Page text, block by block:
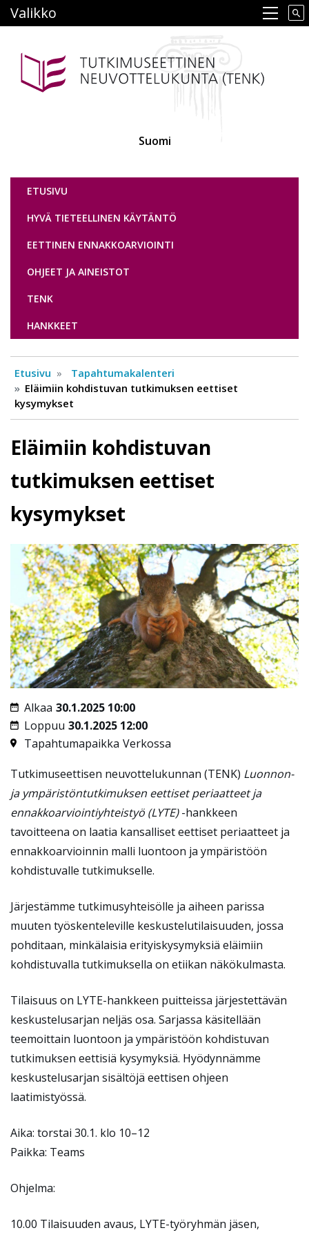
pääsisältöön
Main navigation
Valikko
Suomi
Tutkimuseettinen neuvottelukunta
ETUSIVU
HYVÄ TIETEELLINEN KÄYTÄNTÖ
EETTINEN ENNAKKOARVIOINTI
OHJEET JA AINEISTOT
TENK
HANKKEET
Etusivu
Tapahtumakalenteri
Eläimiin kohdistuvan tutkimuksen eettiset
kysymykset
Eläimiin kohdistuvan
tutkimuksen eettiset
kysymykset
Alkaa 30.1.2025 10:00
Loppuu 30.1.2025 12:00
Tapahtumapaikka Verkossa
Tutkimuseettisen neuvottelukunnan (TENK) Luonnon-
ja ympäristöntutkimuksen eettiset periaatteet ja
ennakkoarviointiyhteistyö (LYTE)-hankkeen
tavoitteena on laatia kansalliset eettiset periaatteet ja
ennakkoarvioinnin malli luontoon ja ympäristöön
kohdistuvalle tutkimukselle.
Järjestämme tutkimusyhteisölle ja aiheen parissa
muuten työskenteleville keskustelutilaisuuden, jossa
pohditaan, minkälaisia erityiskysymyksiä eläimiin
kohdistuvalla tutkimuksella on etiikan näkökulmasta.
Tilaisuus on LYTE-hankkeen puitteissa järjestettävän
keskustelusarjan neljäs osa. Sarjassa käsitellään
teemoittain luontoon ja ympäristöön kohdistuvan
tutkimuksen eettisiä kysymyksiä. Hyödynnämme
keskustelusarjan sisältöjä eettisen ohjeen
laatimistyössä.
Aika: torstai 30.1. klo 10–12
Paikka: Teams
Ohjelma:
10.00 Tilaisuuden avaus, LYTE-työryhmän jäsen,